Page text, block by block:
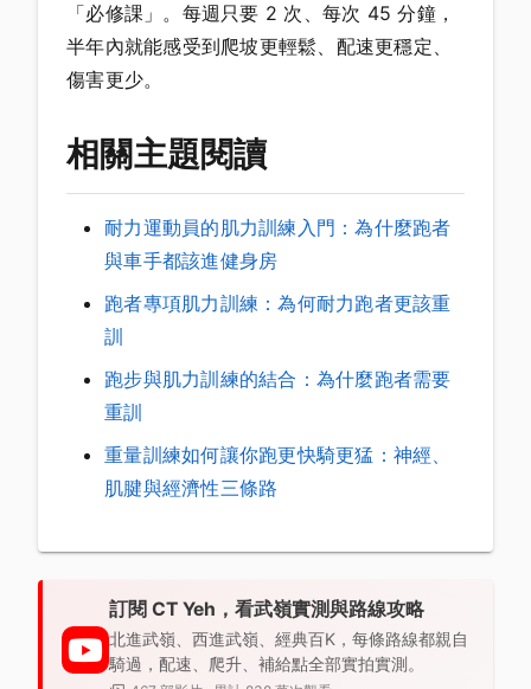
「必修課」。每週只要 2 次、每次 45 分鐘，
半年內就能感受到爬坡更輕鬆、配速更穩定、
傷害更少。
相關主題閱讀
耐力運動員的肌力訓練入門：為什麼跑者
與車手都該進健身房
跑者專項肌力訓練：為何耐力跑者更該重
訓
跑步與肌力訓練的結合：為什麼跑者需要
重訓
重量訓練如何讓你跑更快騎更猛：神經、
肌腱與經濟性三條路
訂閱 CT Yeh，看武嶺實測與路線攻略
北進武嶺、西進武嶺、經典百K，每條路線都親自
騎過，配速、爬升、補給點全部實拍實測。